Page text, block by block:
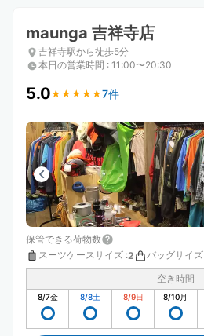
maunga 吉祥寺店
吉祥寺駅から徒歩5分
本日の営業時間 : 11:00〜20:30
5.0★ ★ ★ ★ ★
★ ★ ★ ★ ★7件
保管できる荷物数
スーツケースサイズ :2 バッグサイズ
空き時間
8/7金 8/8土 8/9日 8/10月